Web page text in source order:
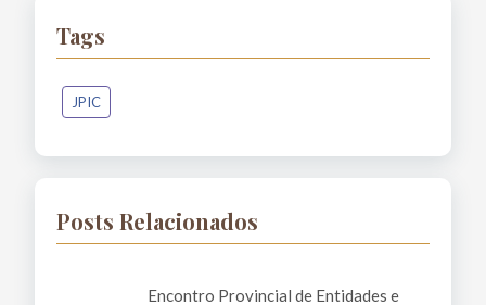
Tags
JPIC
Posts Relacionados
Encontro Provincial de Entidades e